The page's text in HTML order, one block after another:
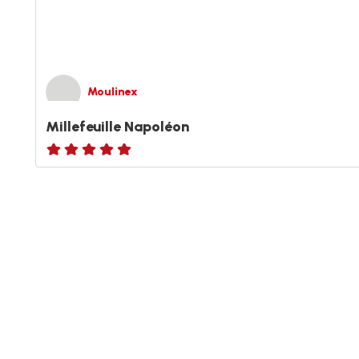
Moulinex
Millefeuille Napoléon
ratings.NaN